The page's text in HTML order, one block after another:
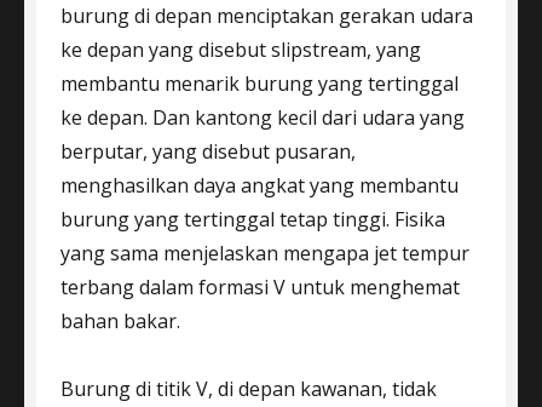
burung di depan menciptakan gerakan udara
ke depan yang disebut slipstream, yang
membantu menarik burung yang tertinggal
ke depan. Dan kantong kecil dari udara yang
berputar, yang disebut pusaran,
menghasilkan daya angkat yang membantu
burung yang tertinggal tetap tinggi. Fisika
yang sama menjelaskan mengapa jet tempur
terbang dalam formasi V untuk menghemat
bahan bakar.
Burung di titik V, di depan kawanan, tidak